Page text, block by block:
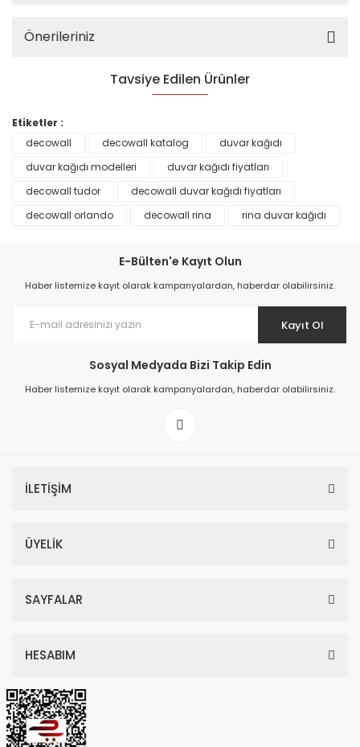
Önerileriniz
Tavsiye Edilen Ürünler
Prime ArtDECO Duvar Kağıdı Tutkalı 500 gr
199,00 TL
Etiketler :
decowall
decowall katalog
duvar kağıdı
duvar kağıdı modelleri
duvar kağıdı fiyatları
decowall tudor
decowall duvar kağıdı fiyatları
decowall orlando
decowall rina rina duvar kağıdı
E-Bülten'e Kayıt Olun
Haber listemize kayıt olarak kampanyalardan, haberdar olabilirsiniz.
Kayıt Ol
Sosyal Medyada Bizi Takip Edin
Haber listemize kayıt olarak kampanyalardan, haberdar olabilirsiniz.
İLETİŞİM
ÜYELİK
SAYFALAR
HESABIM